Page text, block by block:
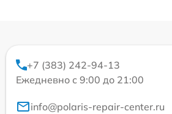
+7 (383) 242-94-13
Ежедневно с 9:00 до 21:00
info@polaris-repair-center.ru